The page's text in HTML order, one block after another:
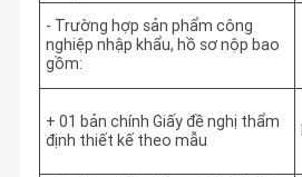
- Trường hợp sản phẩm công
nghiệp nhập khẩu, hồ sơ nộp bao
gồm:
+ 01 bản chính Giấy đề nghị thẩm
định thiết kế theo mẫu